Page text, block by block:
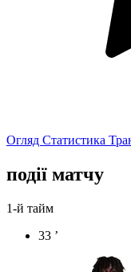
Огляд Статистика
події матчу
1-й тайм
33 ’